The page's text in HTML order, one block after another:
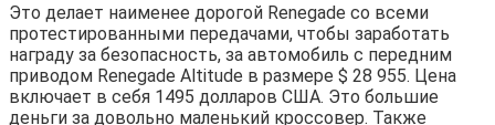
Это делает наименее дорогой Renegade со всеми
протестированными передачами, чтобы заработать
награду за безопасность, за автомобиль с передним
приводом Renegade Altitude в размере $ 28 955. Цена
включает в себя 1495 долларов США. Это большие
деньги за довольно маленький кроссовер. Также